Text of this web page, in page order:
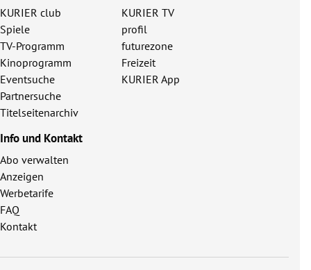
KURIER club
Spiele
TV-Programm
Kinoprogramm
Eventsuche
Partnersuche
Titelseitenarchiv
KURIER TV
profil
futurezone
Freizeit
KURIER App
Info und Kontakt
Abo verwalten
Anzeigen
Werbetarife
FAQ
Kontakt